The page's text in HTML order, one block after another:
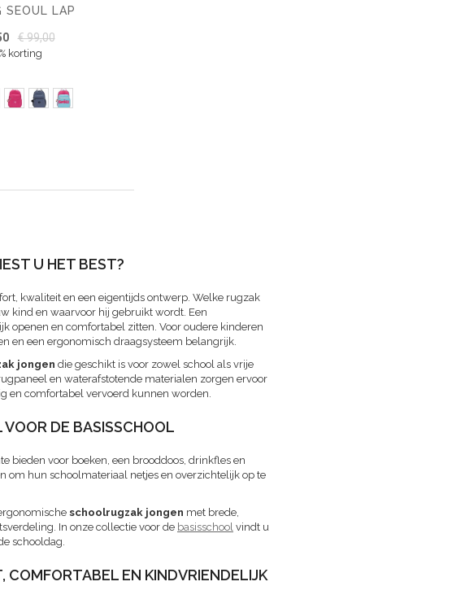
SEOUL LAP
€ 99,00
korting
U HET BEST?
kwaliteit en een eigentijds ontwerp. Welke rugzak
kind en waarvoor hij gebruikt wordt. Een
openen en comfortabel zitten. Voor oudere kinderen
en een ergonomisch draagsysteem belangrijk.
jongen die geschikt is voor zowel school als vrije
en waterafstotende materialen zorgen ervoor
en comfortabel vervoerd kunnen worden.
DE BASISSCHOOL
bieden voor boeken, een brooddoos, drinkfles en
hun schoolmateriaal netjes en overzichtelijk op te
schoolrugzak jongen met brede,
In onze collectie voor de basisschool vindt u
schooldag.
EN KINDVRIENDELIJK